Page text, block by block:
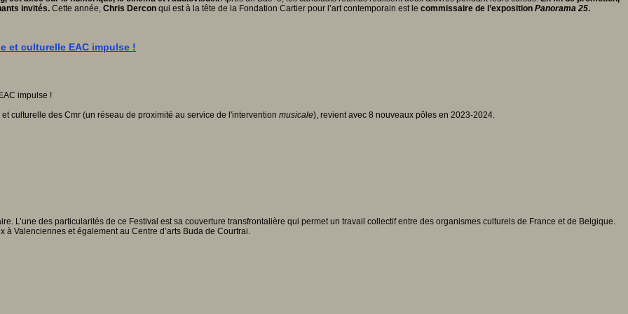
invités. Cette année, Chris Dercon qui est à la tête de la Fondation Cartier pour l’art contemporain est le commissaire de l’exposition Panorama 25.
et culturelle EAC impulse !
culturelle des Cmr (un réseau de proximité au service de l'intervention musicale), revient avec 8 nouveaux pôles en 2023-2024.
L’une des particularités de ce Festival est sa couverture transfrontalière qui permet un travail collectif entre des organismes culturels de France et de Belgique.
à Valenciennes et également au Centre d’arts Buda de Courtrai.